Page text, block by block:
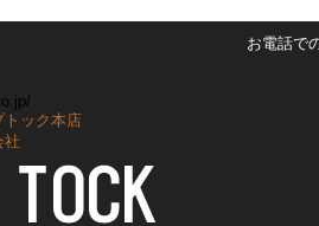
ック本店
社
お電話で